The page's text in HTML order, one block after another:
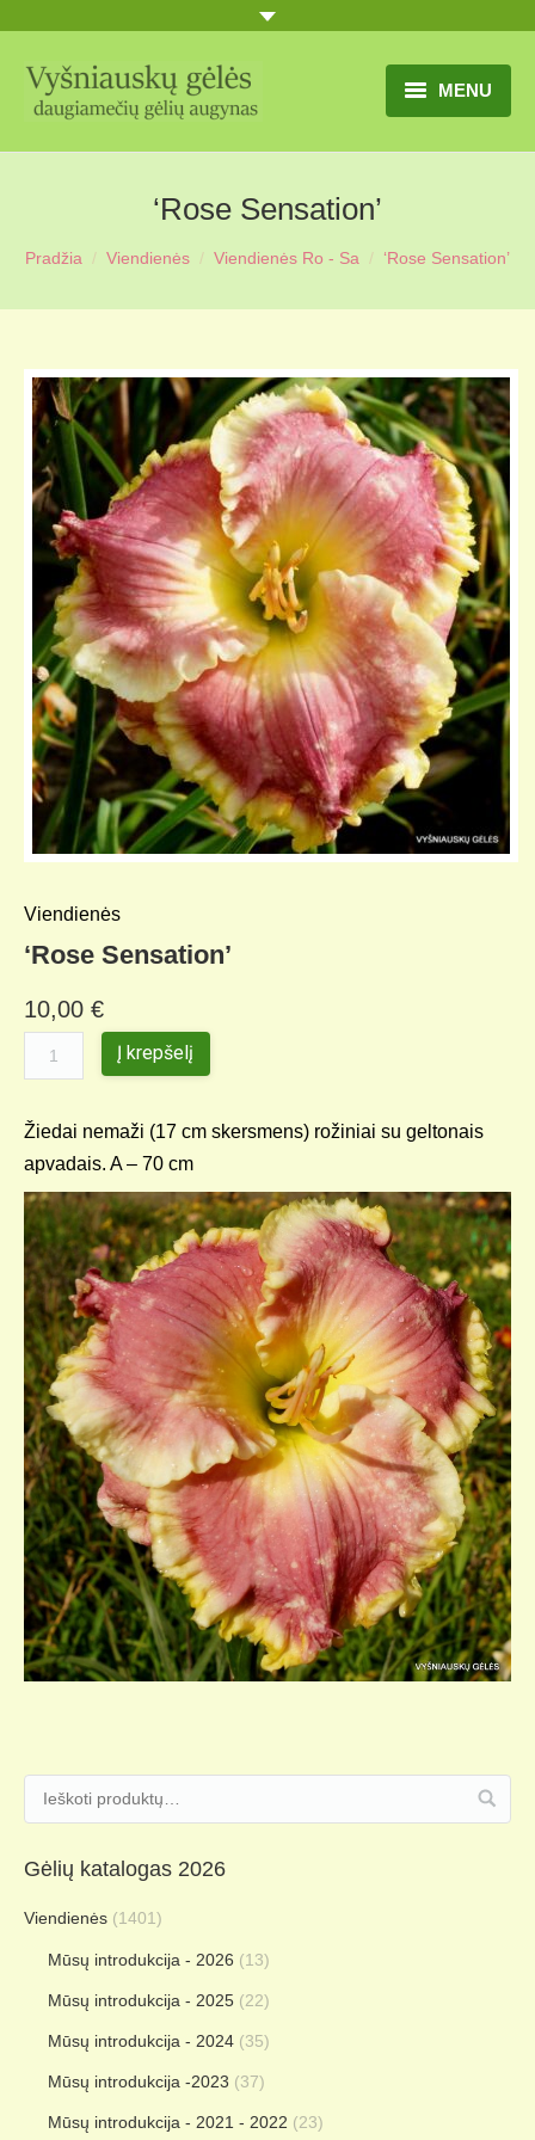
MENU
TITULINIS
GĖLIŲ KATALOGAS
PRANEŠIMAI
KONTAKTAI
APIE MUS
MŪSŲ SODYBA
MŪSŲ AUGYNAS
KELIONIŲ GALERIJA
‘Rose Sensation’
Pradžia Viendienės Viendienės Ro - Sa ‘Rose Sensation’
Viendienės
‘Rose Sensation’
10,00 €
Į krepšelį
Žiedai nemaži (17 cm skersmens) rožiniai su geltonais
apvadais. A – 70 cm
Gėlių katalogas 2026
Viendienės (1401)
Mūsų introdukcija - 2026 (13)
Mūsų introdukcija - 2025 (22)
Mūsų introdukcija - 2024 (35)
Mūsų introdukcija -2023 (37)
Mūsų introdukcija - 2021 - 2022 (23)